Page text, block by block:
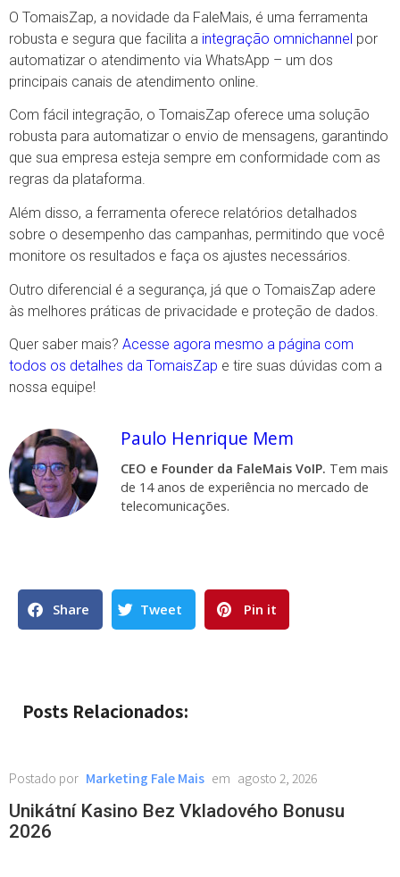
O TomaisZap, a novidade da FaleMais, é uma ferramenta
robusta e segura que facilita a integração omnichannel por
automatizar o atendimento via WhatsApp – um dos
principais canais de atendimento online.
Com fácil integração, o TomaisZap oferece uma solução
robusta para automatizar o envio de mensagens, garantindo
que sua empresa esteja sempre em conformidade com as
regras da plataforma.
Além disso, a ferramenta oferece relatórios detalhados
sobre o desempenho das campanhas, permitindo que você
monitore os resultados e faça os ajustes necessários.
Outro diferencial é a segurança, já que o TomaisZap adere
às melhores práticas de privacidade e proteção de dados.
Quer saber mais? Acesse agora mesmo a página com
todos os detalhes da TomaisZap e tire suas dúvidas com a
nossa equipe!
Paulo Henrique Mem
CEO e Founder da FaleMais VoIP. Tem mais
de 14 anos de experiência no mercado de
telecomunicações.
Share Tweet Pin it
Posts Relacionados:
Unikátní Kasino Bez Vkladového Bonusu
2026
Marketing Fale Mais agosto 2, 2026